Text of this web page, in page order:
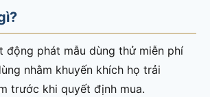
động phát mẫu dùng thử miễn phí
nhằm khuyến khích họ trải
trước khi quyết định mua.